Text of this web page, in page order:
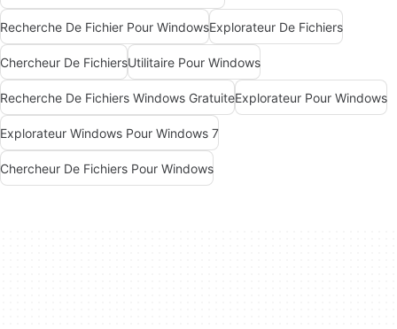
Recherche De Fichier Pour WindowsExplorateur De Fichiers
Chercheur De FichiersUtilitaire Pour Windows
Recherche De Fichiers Windows GratuiteExplorateur Pour Windows
Explorateur Windows Pour Windows 7
Chercheur De Fichiers Pour Windows